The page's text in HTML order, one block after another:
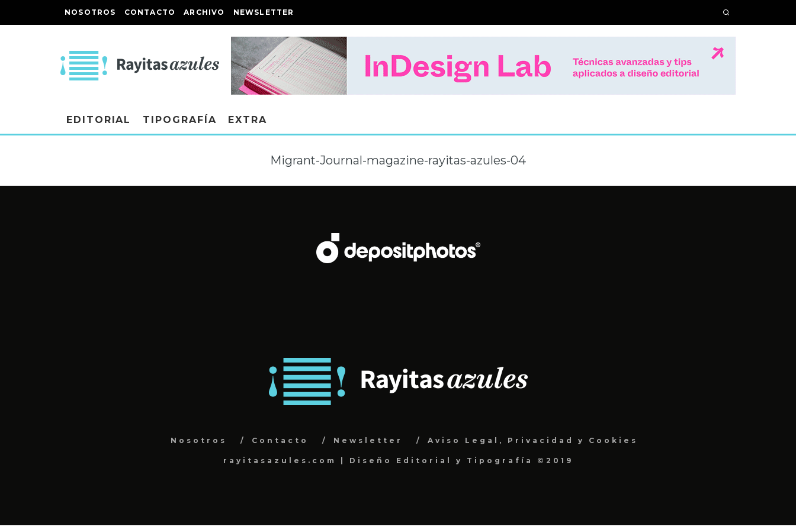
NOSOTROS CONTACTO ARCHIVO NEWSLETTER
EDITORIAL TIPOGRAFÍA EXTRA
Migrant-Journal-magazine-rayitas-azules-04
Nosotros Contacto Newsletter Aviso Legal, Privacidad y Cookies
rayitasazules.com | Diseño Editorial y Tipografía ©2019